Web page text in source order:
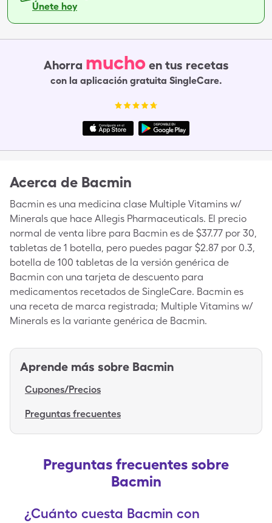
Únete hoy
Ahorra mucho en tus recetas
con la aplicación gratuita SingleCare.
Acerca de Bacmin
Bacmin es una medicina clase Multiple Vitamins w/
Minerals que hace Allegis Pharmaceuticals. El precio
normal de venta libre para Bacmin es de $37.77 por 30,
tabletas de 1 botella, pero puedes pagar $2.87 por 0.3,
botella de 100 tabletas de la versión genérica de
Bacmin con una tarjeta de descuento para
medicamentos recetados de SingleCare. Bacmin es
una receta de marca registrada; Multiple Vitamins w/
Minerals es la variante genérica de Bacmin.
Aprende más sobre Bacmin
Cupones/Precios
Preguntas frecuentes
Preguntas frecuentes sobre
Bacmin
¿Cuánto cuesta Bacmin con